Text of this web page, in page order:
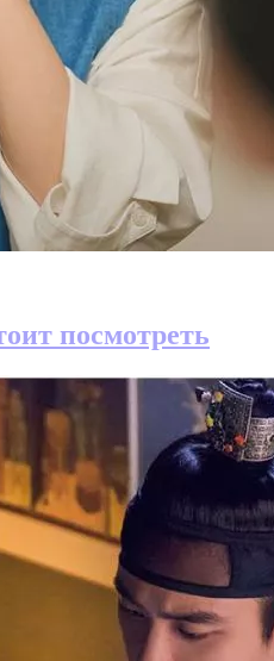
посмотреть